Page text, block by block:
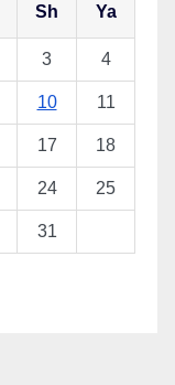
Sh Ya
3 4
10 11
17 18
24 25
31